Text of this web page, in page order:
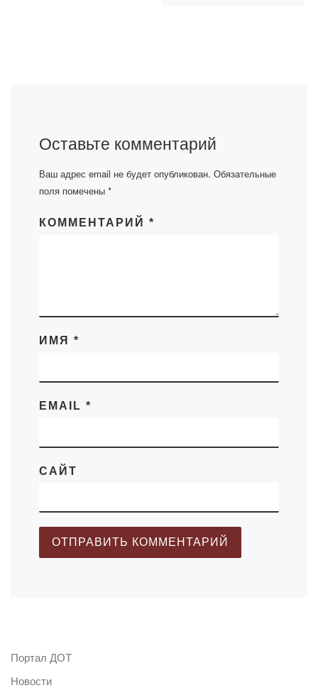
Оставьте комментарий
Ваш адрес email не будет опубликован. Обязательные
поля помечены *
КОММЕНТАРИЙ *
ИМЯ *
EMAIL *
САЙТ
Портал ДОТ
Новости